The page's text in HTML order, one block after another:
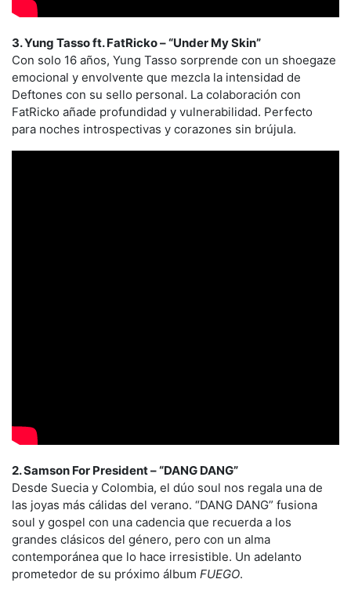
3. Yung Tasso ft. FatRicko – “Under My Skin”
Con solo 16 años, Yung Tasso sorprende con un shoegaze
emocional y envolvente que mezcla la intensidad de
Deftones con su sello personal. La colaboración con
FatRicko añade profundidad y vulnerabilidad. Perfecto
para noches introspectivas y corazones sin brújula.
2. Samson For President – “DANG DANG”
Desde Suecia y Colombia, el dúo soul nos regala una de
las joyas más cálidas del verano. “DANG DANG” fusiona
soul y gospel con una cadencia que recuerda a los
grandes clásicos del género, pero con un alma
contemporánea que lo hace irresistible. Un adelanto
prometedor de su próximo álbum FUEGO.